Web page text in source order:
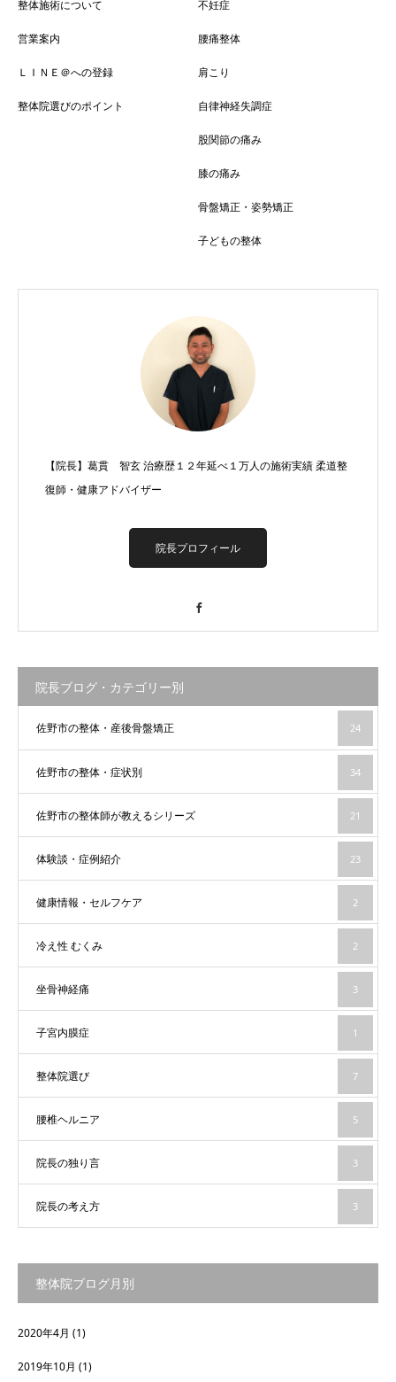
整体施術について
営業案内
ＬＩＮＥ＠への登録
整体院選びのポイント
不妊症
腰痛整体
肩こり
自律神経失調症
股関節の痛み
膝の痛み
骨盤矯正・姿勢矯正
子どもの整体
【院長】葛貫 智玄 治療歴１２年延べ１万人の施術実績 柔道整
復師・健康アドバイザー
院長プロフィール
院長ブログ・カテゴリー別
佐野市の整体・産後骨盤矯正 24
佐野市の整体・症状別 34
佐野市の整体師が教えるシリーズ 21
体験談・症例紹介 23
健康情報・セルフケア 2
冷え性 むくみ 2
坐骨神経痛 3
子宮内膜症 1
整体院選び 7
腰椎ヘルニア 5
院長の独り言 3
院長の考え方 3
整体院ブログ月別
2020年4月 (1)
2019年10月 (1)